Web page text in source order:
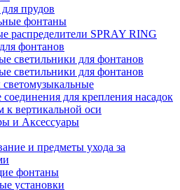
прудов
фонтаны
распределители SPRAY RING
фонтанов
светильники для фонтанов
светильники для фонтанов
для крепления насадок
к вертикальной оси
и Аксессуары
и предметы ухода за
фонтаны
установки